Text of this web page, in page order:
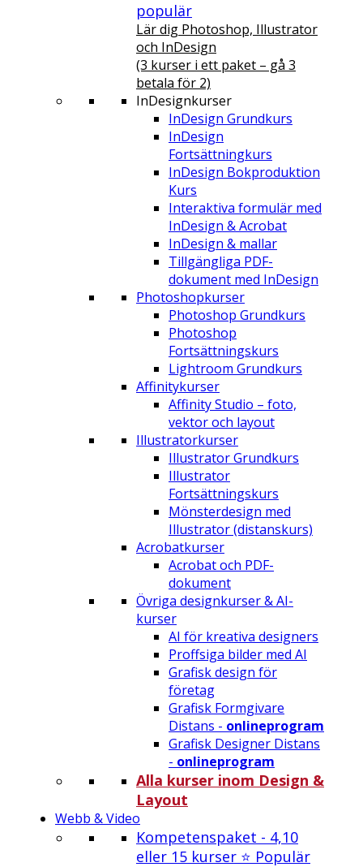
populär
Lär dig Photoshop, Illustrator
och InDesign
(3 kurser i ett paket – gå 3
betala för 2)
InDesignkurser
InDesign Grundkurs
InDesign
Fortsättningkurs
InDesign Bokproduktion
Kurs
Interaktiva formulär med
InDesign & Acrobat
InDesign & mallar
Tillgängliga PDF-
dokument med InDesign
Photoshopkurser
Photoshop Grundkurs
Photoshop
Fortsättningskurs
Lightroom Grundkurs
Affinitykurser
Affinity Studio – foto,
vektor och layout
Illustratorkurser
Illustrator Grundkurs
Illustrator
Fortsättningskurs
Mönsterdesign med
Illustrator (distanskurs)
Acrobatkurser
Acrobat och PDF-
dokument
Övriga designkurser & AI-
kurser
AI för kreativa designers
Proffsiga bilder med AI
Grafisk design för
företag
Grafisk Formgivare
Distans - onlineprogram
Grafisk Designer Distans
- onlineprogram
Alla kurser inom Design &
Layout
Webb & Video
Kompetenspaket - 4,10
eller 15 kurser ⭐ Populär